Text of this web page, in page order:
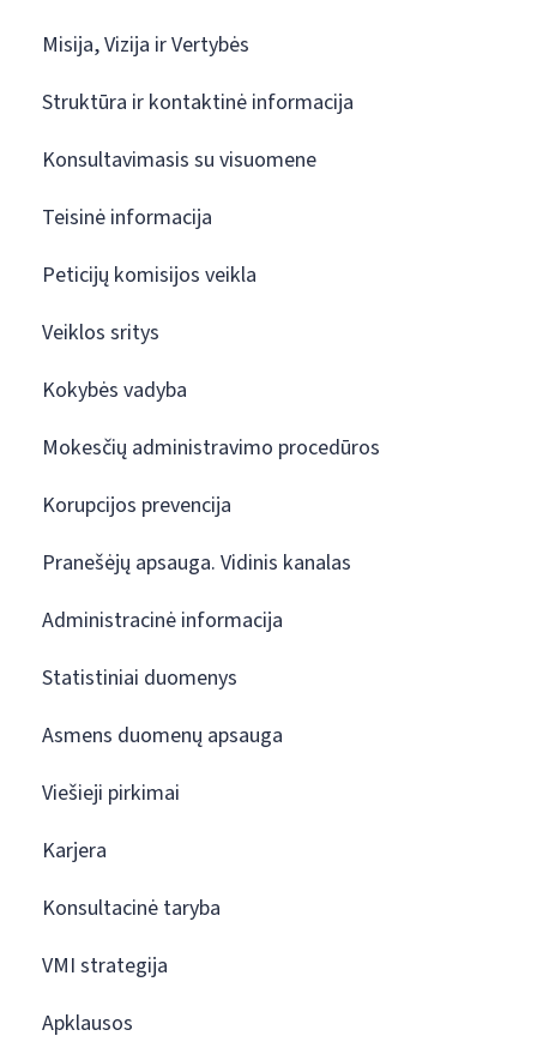
Misija, Vizija ir Vertybės
Struktūra ir kontaktinė informacija
Konsultavimasis su visuomene
Teisinė informacija
Peticijų komisijos veikla
Veiklos sritys
Kokybės vadyba
Mokesčių administravimo procedūros
Korupcijos prevencija
Pranešėjų apsauga. Vidinis kanalas
Administracinė informacija
Statistiniai duomenys
Asmens duomenų apsauga
Viešieji pirkimai
Karjera
Konsultacinė taryba
VMI strategija
Apklausos